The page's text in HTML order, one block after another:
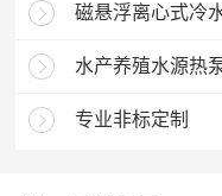
磁悬浮离心式冷
水产养殖水源热
专业非标定制